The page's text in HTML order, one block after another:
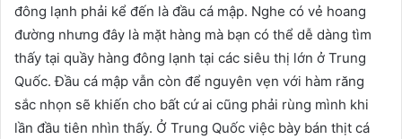
đông lạnh phải kể đến là đầu cá mập. Nghe có vẻ hoang
đường nhưng đây là mặt hàng mà bạn có thể dễ dàng tìm
thấy tại quầy hàng đông lạnh tại các siêu thị lớn ở Trung
Quốc. Đầu cá mập vẫn còn để nguyên vẹn với hàm răng
sắc nhọn sẽ khiến cho bất cứ ai cũng phải rùng mình khi
lần đầu tiên nhìn thấy. Ở Trung Quốc việc bày bán thịt cá